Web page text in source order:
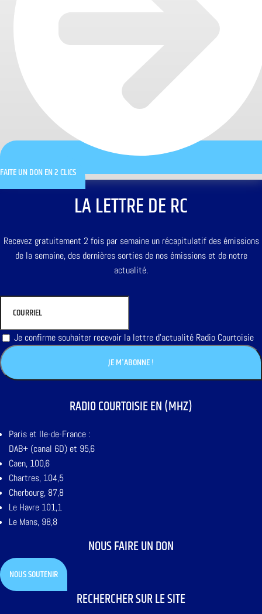
FAITE UN DON EN 2 CLICS
LA LETTRE DE RC
Recevez gratuitement 2 fois par semaine un récapitulatif des émissions
de la semaine, des dernières sorties de nos émissions et de notre
actualité.
Je confirme souhaiter recevoir la lettre d'actualité Radio Courtoisie
RADIO COURTOISIE EN (MHZ)
Paris et Ile-de-France :
DAB+ (canal 6D) et 95,6
Caen, 100,6
Chartres, 104,5
Cherbourg, 87,8
Le Havre 101,1
Le Mans, 98,8
NOUS FAIRE UN DON
NOUS SOUTENIR
RECHERCHER SUR LE SITE